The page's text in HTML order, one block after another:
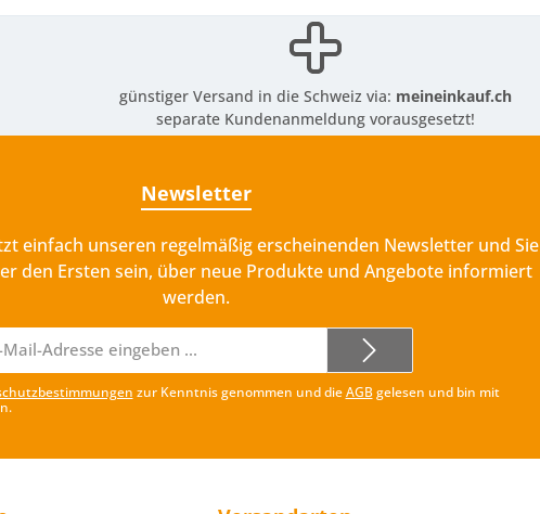
günstiger Versand in die Schweiz via: meineinkauf.ch
separate Kundenanmeldung vorausgesetzt!
Newsletter
einfach unseren regelmäßig erscheinenden Newsletter und Sie
den Ersten sein, über neue Produkte und Angebote informiert
werden.
Mail-
Adresse*
zur Kenntnis genommen und dieAGBgelesen und bin mit